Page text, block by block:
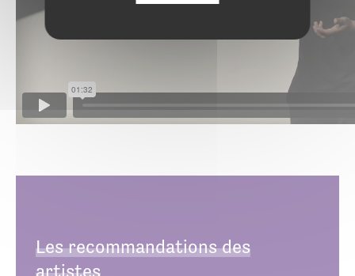
Les recommandations des
artistes